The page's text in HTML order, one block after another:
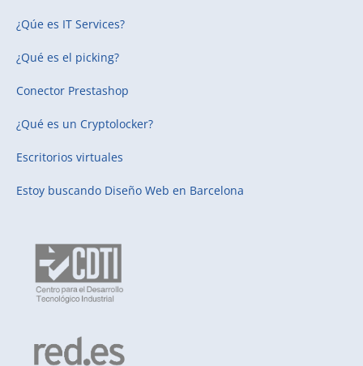
¿Qúe es IT Services?
¿Qué es el picking?
Conector Prestashop
¿Qué es un Cryptolocker?
Escritorios virtuales
Estoy buscando Diseño Web en Barcelona